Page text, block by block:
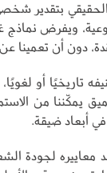
بتقدير
ويفرض نماذج
دون أن تعمينا
تاريخيًا أو
يمكّننا من
في أبعاد ضيقة.
معاييره لجودة